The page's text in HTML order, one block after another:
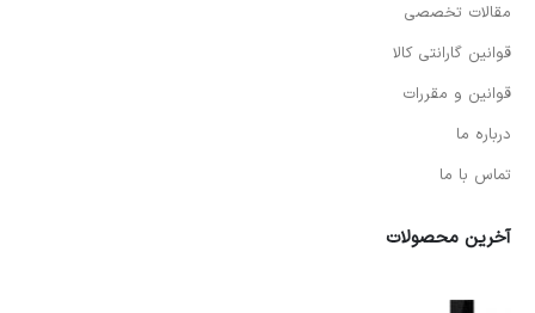
مقالات تخصصی
قوانین گارانتی کالا
قوانین و مقررات
درباره ما
تماس با ما
آخرین محصولات